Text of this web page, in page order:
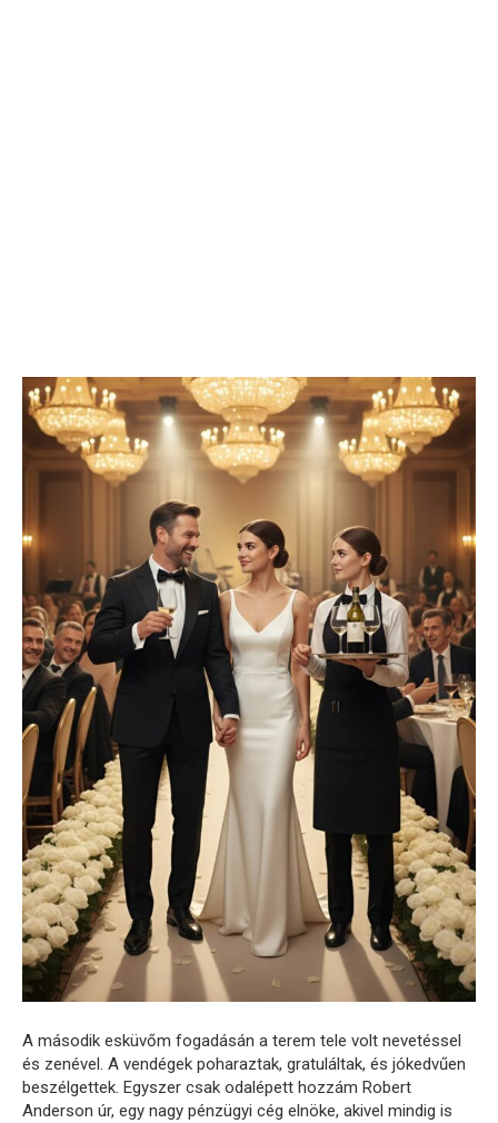
A második esküvőm fogadásán a terem tele volt nevetéssel
és zenével. A vendégek poharaztak, gratuláltak, és jókedvűen
beszélgettek. Egyszer csak odalépett hozzám Robert
Anderson úr, egy nagy pénzügyi cég elnöke, akivel mindig is